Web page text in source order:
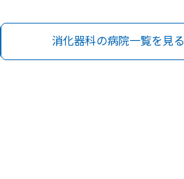
消化器科の病院一覧を見る